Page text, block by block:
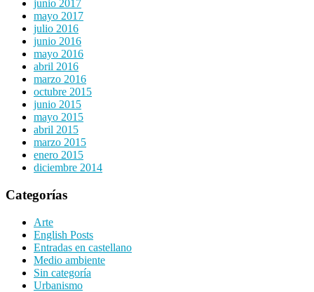
junio 2017
mayo 2017
julio 2016
junio 2016
mayo 2016
abril 2016
marzo 2016
octubre 2015
junio 2015
mayo 2015
abril 2015
marzo 2015
enero 2015
diciembre 2014
Categorías
Arte
English Posts
Entradas en castellano
Medio ambiente
Sin categoría
Urbanismo